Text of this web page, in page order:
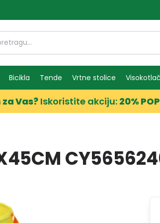
Bicikla Tende Vrtne stolice
Vas?Iskoristite akciju: 20%